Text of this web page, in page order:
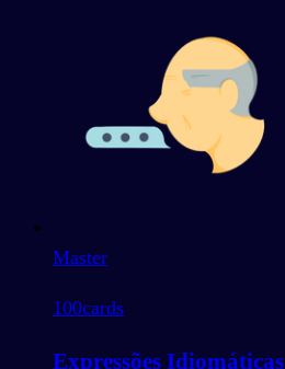
Master
100cards
Expressões Idiomáticas